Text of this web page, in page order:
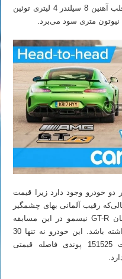
R طراحی دیفرانسیل عقب داشته و از قلب آهنین 8 سیلندر 4 لیتری توئین
دو خودرو وجود دارد زیرا قیمت
درحالی‌که رقیب آلمانی بهای چشمگیر
143 هزار پوندی دارد. قطعاً حضور نیسان GT-R نیسمو در این مسابقه
درگ می‌توانست جذابیت‌های بیشتری داشته باشد. این خودرو نه تنها 30
اسب بخار قوی‌تر بوده بلکه با قیمت 151525 پوندی فاصله قیمتی